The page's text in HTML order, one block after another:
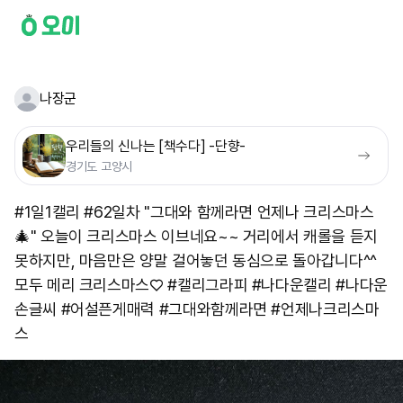
나장군
우리들의 신나는 [책수다] -단향-
경기도 고양시
#1일1캘리 #62일차 "그대와 함께라면 언제나 크리스마스
🎄" 오늘이 크리스마스 이브네요~~ 거리에서 캐롤을 듣지
못하지만, 마음만은 양말 걸어놓던 동심으로 돌아갑니다^^
모두 메리 크리스마스♡ #캘리그라피 #나다운캘리 #나다운
손글씨 #어설픈게매력 #그대와함께라면 #언제나크리스마
스